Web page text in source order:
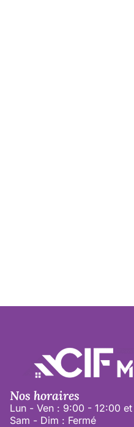
Nos horaires
Lun - Ven : 9:00 - 12:00
Sam - Dim : Fermé